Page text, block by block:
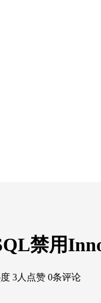
禁用
3人点赞 0条评论